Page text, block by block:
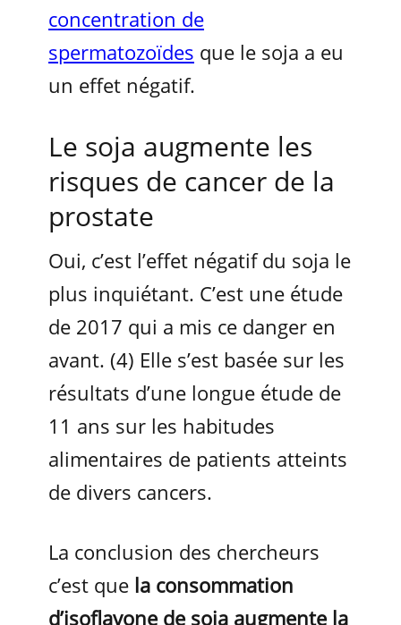
concentration de
spermatozoïdes que le soja a eu
un effet négatif.
Le soja augmente les
risques de cancer de la
prostate
Oui, c’est l’effet négatif du soja le
plus inquiétant. C’est une étude
de 2017 qui a mis ce danger en
avant. (4) Elle s’est basée sur les
résultats d’une longue étude de
11 ans sur les habitudes
alimentaires de patients atteints
de divers cancers.
La conclusion des chercheurs
c’est que la consommation
d’isoflavone de soja augmente la